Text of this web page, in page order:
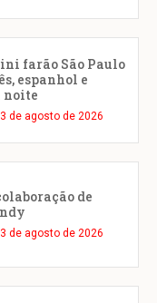
farão São Paulo
espanhol e
noite
3 de agosto de 2026
de
3 de agosto de 2026